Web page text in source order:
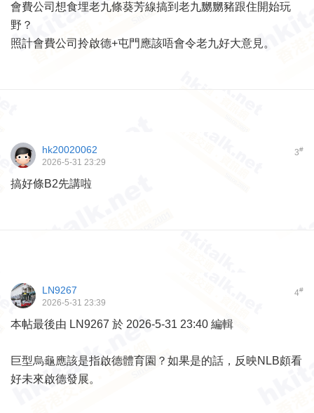
會費公司想食埋老九條葵芳線搞到老九嬲嬲豬跟住開始玩
野？
照計會費公司拎啟德+屯門應該唔會令老九好大意見。
3#
hk20020062
2026-5-31 23:29
搞好條B2先講啦
4#
LN9267
2026-5-31 23:39
本帖最後由 LN9267 於 2026-5-31 23:40 編輯
巨型烏龜應該是指啟德體育園？如果是的話，反映NLB頗看
好未來啟德發展。